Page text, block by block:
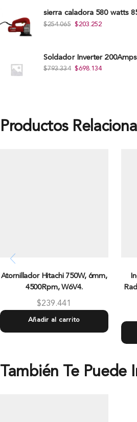
sierra caladora 580 watts
$254.065 $203.252
$793.334 $698.134
Productos
Atornillador Hitachi 750W, 6mm,
4500Rpm, W6V4.
$239.441
Añadir al carrito
También Te Puede